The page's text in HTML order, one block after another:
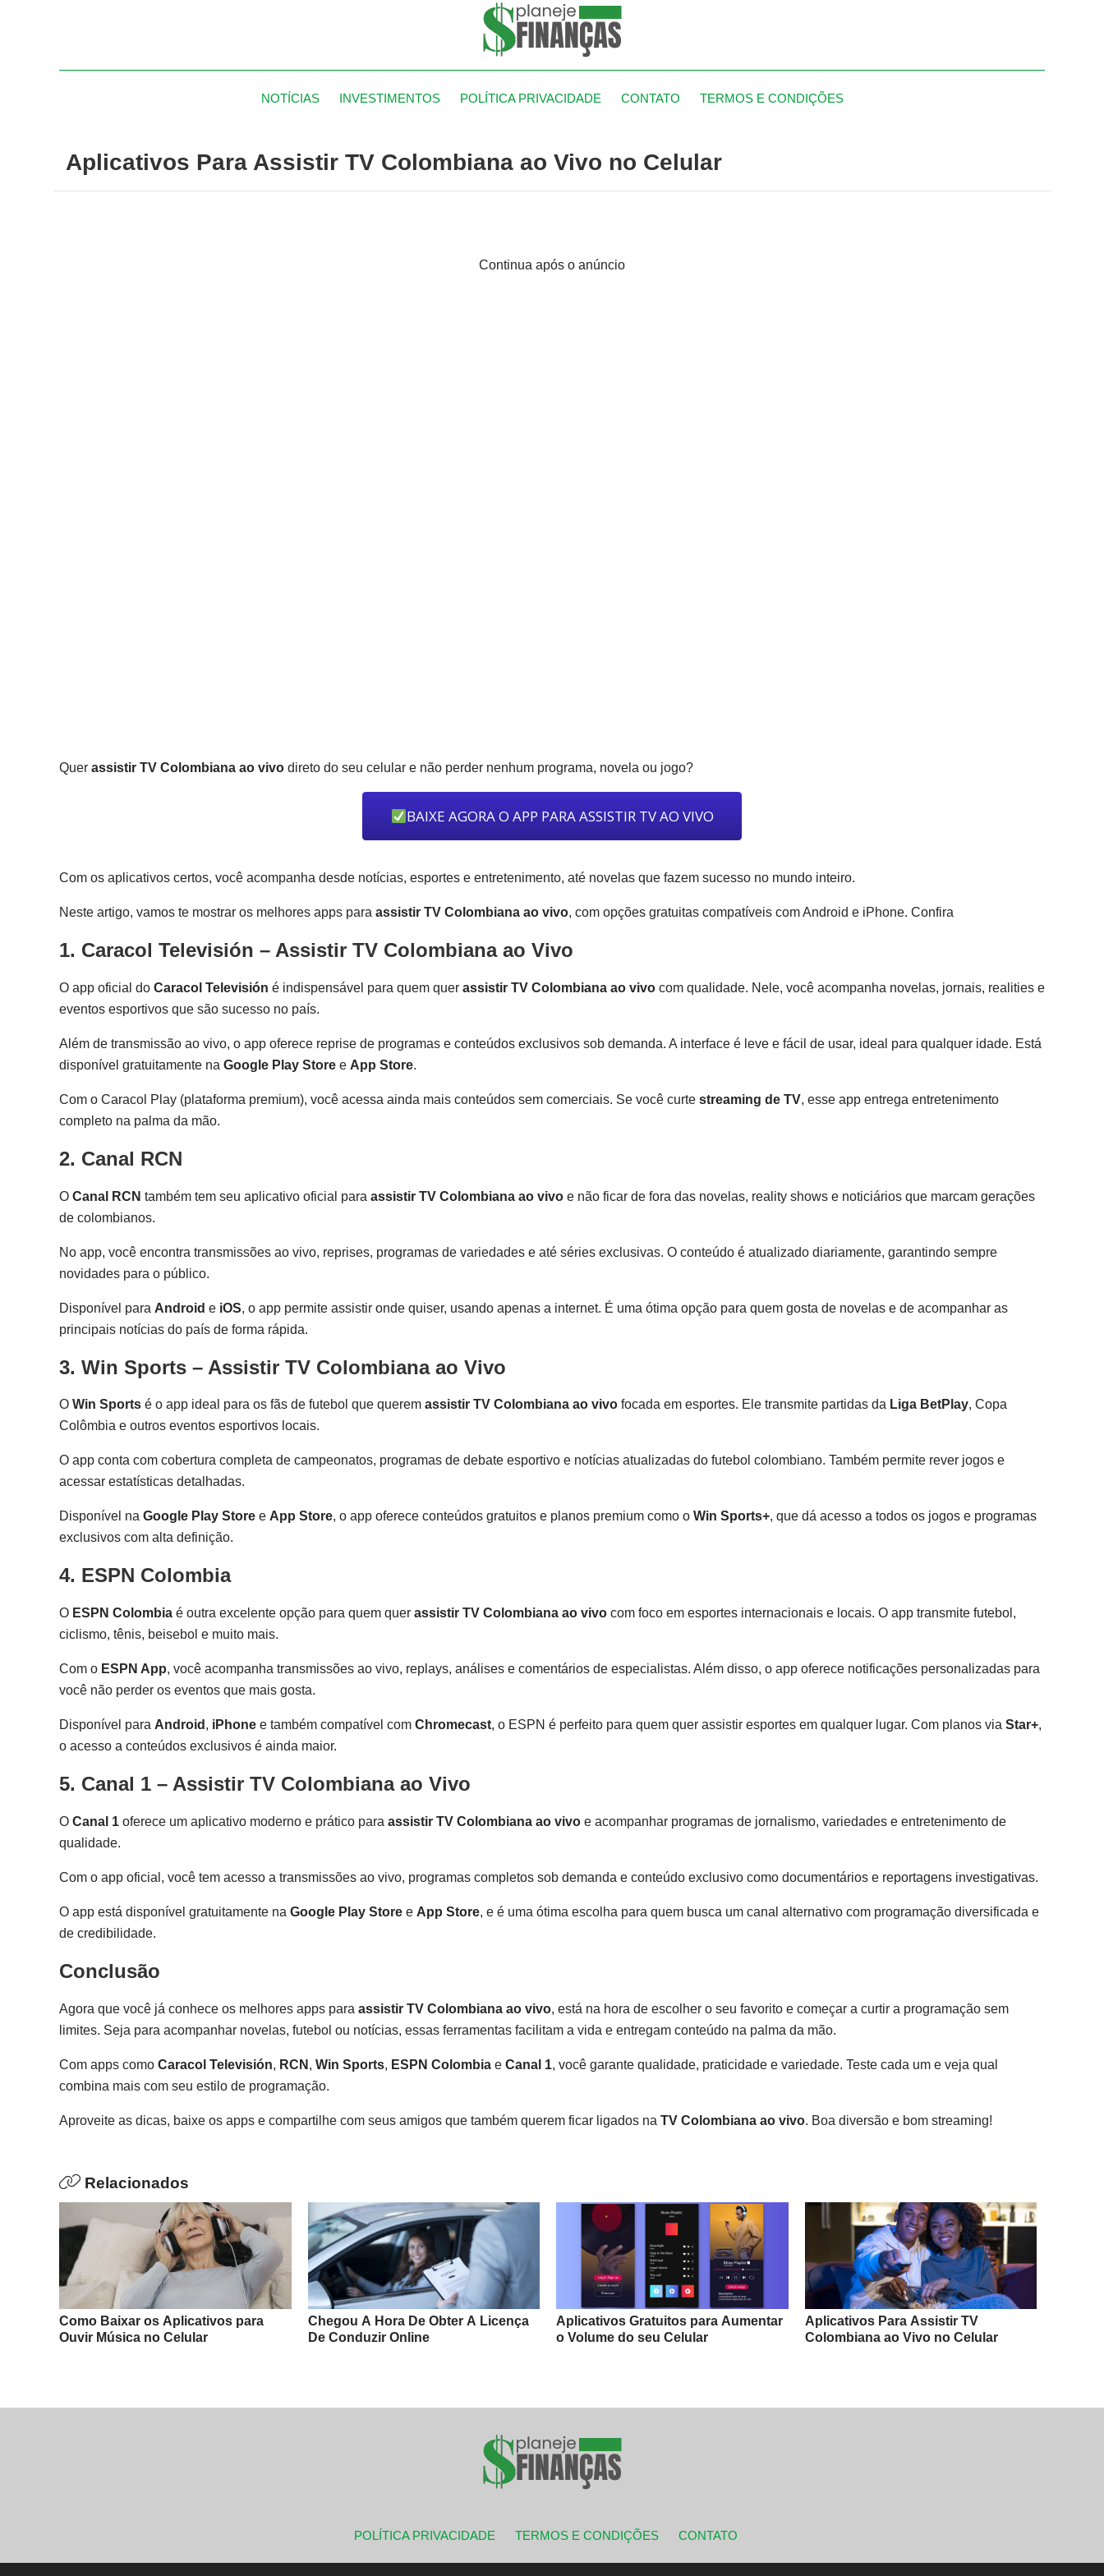
NOTÍCIAS INVESTIMENTOS POLÍTICA PRIVACIDADE CONTATO TERMOS E CONDIÇÕES
Aplicativos Para Assistir TV Colombiana ao Vivo no Celular
Continua após o anúncio
Quer assistir TV Colombiana ao vivo direto do seu celular e não perder nenhum programa, novela ou jogo?
BAIXE AGORA O APP PARA ASSISTIR TV AO VIVO
Com os aplicativos certos, você acompanha desde notícias, esportes e entretenimento, até novelas que fazem sucesso no mundo inteiro.
Neste artigo, vamos te mostrar os melhores apps para assistir TV Colombiana ao vivo, com opções gratuitas compatíveis com Android e iPhone. Confira
1. Caracol Televisión – Assistir TV Colombiana ao Vivo
O app oficial do Caracol Televisión é indispensável para quem quer assistir TV Colombiana ao vivo com qualidade. Nele, você acompanha novelas, jornais, realities e
eventos esportivos que são sucesso no país.
Além de transmissão ao vivo, o app oferece reprise de programas e conteúdos exclusivos sob demanda. A interface é leve e fácil de usar, ideal para qualquer idade. Está
disponível gratuitamente na Google Play Store e App Store.
Com o Caracol Play (plataforma premium), você acessa ainda mais conteúdos sem comerciais. Se você curte streaming de TV, esse app entrega entretenimento
completo na palma da mão.
2. Canal RCN
O Canal RCN também tem seu aplicativo oficial para assistir TV Colombiana ao vivo e não ficar de fora das novelas, reality shows e noticiários que marcam gerações
de colombianos.
No app, você encontra transmissões ao vivo, reprises, programas de variedades e até séries exclusivas. O conteúdo é atualizado diariamente, garantindo sempre
novidades para o público.
Disponível para Android e iOS, o app permite assistir onde quiser, usando apenas a internet. É uma ótima opção para quem gosta de novelas e de acompanhar as
principais notícias do país de forma rápida.
3. Win Sports – Assistir TV Colombiana ao Vivo
O Win Sports é o app ideal para os fãs de futebol que querem assistir TV Colombiana ao vivo focada em esportes. Ele transmite partidas da Liga BetPlay, Copa
Colômbia e outros eventos esportivos locais.
O app conta com cobertura completa de campeonatos, programas de debate esportivo e notícias atualizadas do futebol colombiano. Também permite rever jogos e
acessar estatísticas detalhadas.
Disponível na Google Play Store e App Store, o app oferece conteúdos gratuitos e planos premium como o Win Sports+, que dá acesso a todos os jogos e programas
exclusivos com alta definição.
4. ESPN Colombia
O ESPN Colombia é outra excelente opção para quem quer assistir TV Colombiana ao vivo com foco em esportes internacionais e locais. O app transmite futebol,
ciclismo, tênis, beisebol e muito mais.
Com o ESPN App, você acompanha transmissões ao vivo, replays, análises e comentários de especialistas. Além disso, o app oferece notificações personalizadas para
você não perder os eventos que mais gosta.
Disponível para Android , iPhone e também compatível com Chromecast, o ESPN é perfeito para quem quer assistir esportes em qualquer lugar. Com planos via Star+,
o acesso a conteúdos exclusivos é ainda maior.
5. Canal 1 – Assistir TV Colombiana ao Vivo
O Canal 1 oferece um aplicativo moderno e prático para assistir TV Colombiana ao vivo e acompanhar programas de jornalismo, variedades e entretenimento de
qualidade.
Com o app oficial, você tem acesso a transmissões ao vivo, programas completos sob demanda e conteúdo exclusivo como documentários e reportagens investigativas.
O app está disponível gratuitamente na Google Play Store e App Store, e é uma ótima escolha para quem busca um canal alternativo com programação diversificada e
de credibilidade.
Conclusão
Agora que você já conhece os melhores apps para assistir TV Colombiana ao vivo, está na hora de escolher o seu favorito e começar a curtir a programação sem
limites. Seja para acompanhar novelas, futebol ou notícias, essas ferramentas facilitam a vida e entregam conteúdo na palma da mão.
Com apps como Caracol Televisión, RCN , Win Sports, ESPN Colombia e Canal 1, você garante qualidade, praticidade e variedade. Teste cada um e veja qual
combina mais com seu estilo de programação.
Aproveite as dicas, baixe os apps e compartilhe com seus amigos que também querem ficar ligados na TV Colombiana ao vivo. Boa diversão e bom streaming!
Relacionados
Como Baixar os Aplicativos para
Ouvir Música no Celular
Chegou A Hora De Obter A Licença
De Conduzir Online
Aplicativos Gratuitos para Aumentar
o Volume do seu Celular
Aplicativos Para Assistir TV
Colombiana ao Vivo no Celular
POLÍTICA PRIVACIDADE TERMOS E CONDIÇÕES CONTATO